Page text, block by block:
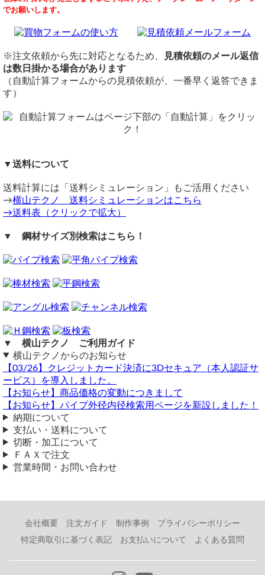
です。
錆びに強くて長持ちする塩化 ビニール菅(VE) 電設管用塩ビ
管。
電線の配線やDIY工作など多用途にご利用いただけます。
注意事項
在庫不足の場合は取り寄せとなるため納期に＋数日を要しま
す。
工業用鋼材となりますので、材料の移動・切断・加工・配送
に伴う擦り傷や汚れ・歪み等が発生します事をご了承くださ
試算結果を確認後、買い物カートに追加して注文フォームへ
とお進みください。
ご注文メール返信にて送料・振込先等をご連絡いたします。
う品の場合は、メールフォーム（見積依頼・注文依頼）より
お問い合わせください。
定尺
定尺：4,000mm
切断
切断公差：±1.0mm ～ 2.0mm
加工
塩ビ管は加工不可
ら>>
関連商品
⇒ 塩化ビニール菅(ＶＰ) 給水用管 定寸販売
⇒ 塩化ビニール管(HIVP) 給水用管 定寸販売
でお願いします。
※注文依頼から先に対応となるため、
見積依頼のメール返信
は数日掛かる場合があります
（自動計算フォームからの見積依頼が、一番早く返答できま
す）
▼送料について
送料計算には「送料シミュレーション」もご活用ください
→横山テクノ 送料シミュレーションはこちら
→送料表（クリックで拡大）
▼ 鋼材サイズ別検索はこちら！
▼ 横山テクノ ご利用ガイド
横山テクノからのお知らせ
【03/26】クレジットカード決済に3Dセキュア（本人認証サ
ービス）を導入しました。
【お知らせ】商品価格の変動につきまして
【お知らせ】パイプ外径内径検索用ページを新設しました！
納期について
支払い・送料について
切断・加工について
ＦＡＸで注文
営業時間・お問い合わせ
会社概要 注文ガイド 制作事例
プライバシーポリシー
特定商取引に基づく表記
お支払いについて よくある質問